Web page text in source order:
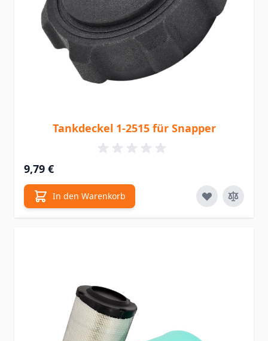
Tankdeckel 1-2515 für Snapper
9,79 €
In den Warenkorb